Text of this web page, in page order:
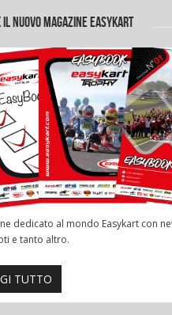
IL NUOVO MAGAZINE EASYKART
dedicato al mondo Easykart con
e tanto altro.
TUTTO